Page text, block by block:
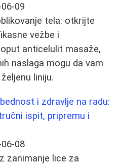
09
tela: otkrijte
vežbe i
anticelulit masaže,
naslaga mogu da vam
liniju.
i zdravlje na radu:
ispit, pripremu i
08
zanimanje lice za